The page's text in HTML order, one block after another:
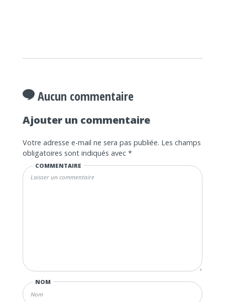
Aucun commentaire
Ajouter un commentaire
Votre adresse e-mail ne sera pas publiée. Les champs
obligatoires sont indiqués avec *
COMMENTAIRE
NOM